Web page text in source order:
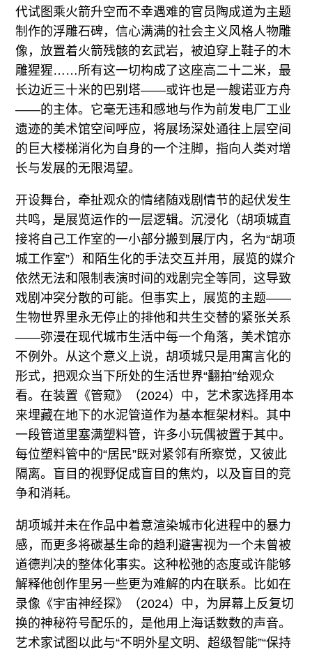
代试图乘火箭升空而不幸遇难的官员陶成道为主题
制作的浮雕石碑，信心满满的社会主义风格人物雕
像，放置着火箭残骸的玄武岩，被迫穿上鞋子的木
雕猩猩……所有这一切构成了这座高二十二米，最
长边近三十米的巴别塔——或许也是一艘诺亚方舟
——的主体。它毫无违和感地与作为前发电厂工业
遗迹的美术馆空间呼应，将展场深处通往上层空间
的巨大楼梯消化为自身的一个注脚，指向人类对增
长与发展的无限渴望。
开设舞台，牵扯观众的情绪随戏剧情节的起伏发生
共鸣，是展览运作的一层逻辑。沉浸化（胡项城直
接将自己工作室的一小部分搬到展厅内，名为“胡项
城工作室”）和陌生化的手法交互并用，展览的媒介
依然无法和限制表演时间的戏剧完全等同，这导致
戏剧冲突分散的可能。但事实上，展览的主题——
生物世界里永无停止的排他和共生交替的紧张关系
——弥漫在现代城市生活中每一个角落，美术馆亦
不例外。从这个意义上说，胡项城只是用寓言化的
形式，把观众当下所处的生活世界“翻拍”给观众
看。在装置《管窥》（2024）中，艺术家选择用本
来埋藏在地下的水泥管道作为基本框架材料。其中
一段管道里塞满塑料管，许多小玩偶被置于其中。
每位塑料管中的“居民”既对紧邻有所察觉，又彼此
隔离。盲目的视野促成盲目的焦灼，以及盲目的竞
争和消耗。
胡项城并未在作品中着意渲染城市化进程中的暴力
感，而更多将碳基生命的趋利避害视为一个未曾被
道德判决的整体化事实。这种松弛的态度或许能够
解释他创作里另一些更为难解的内在联系。比如在
录像《宇宙神经探》（2024）中，为屏幕上反复切
换的神秘符号配乐的，是他用上海话数数的声音。
艺术家试图以此与“不明外星文明、超级智能”“保持